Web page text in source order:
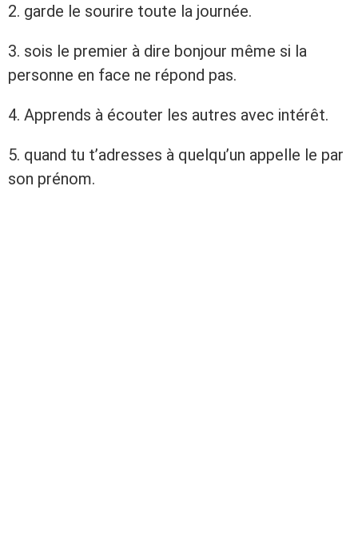
2. garde le sourire toute la journée.
3. sois le premier à dire bonjour même si la
personne en face ne répond pas.
4. Apprends à écouter les autres avec intérêt.
5. quand tu t’adresses à quelqu’un appelle le par
son prénom.